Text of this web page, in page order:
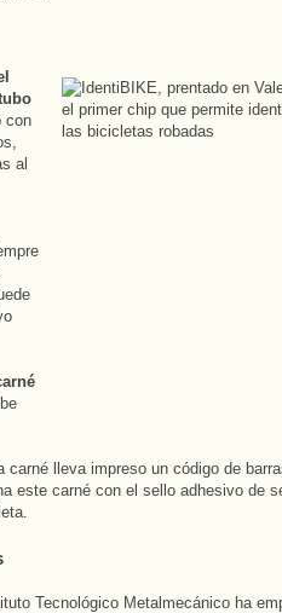
con
al
lleva impreso un código de
este carné con el sello adhesivo de
Tecnológico Metalmecánico ha